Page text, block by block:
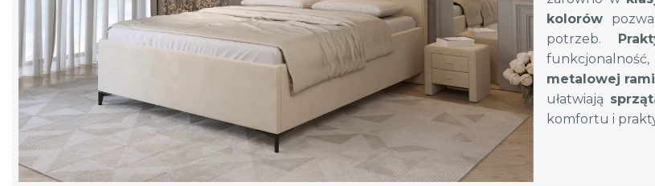
kolorów
potrzeb.
metalowej
ułatwiają
komfortu i